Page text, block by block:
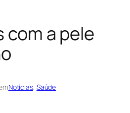
com a pele
Notícias, Saúde